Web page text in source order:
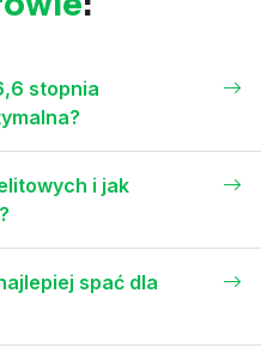
stopnia
i jak
spać dla